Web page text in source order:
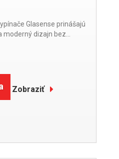
Glasense prinášajú
dizajn bez...
Zobraziť